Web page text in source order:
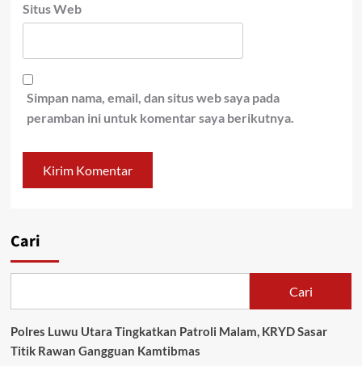
Situs Web
Simpan nama, email, dan situs web saya pada
peramban ini untuk komentar saya berikutnya.
Cari
Cari
Polres Luwu Utara Tingkatkan Patroli Malam, KRYD Sasar
Titik Rawan Gangguan Kamtibmas